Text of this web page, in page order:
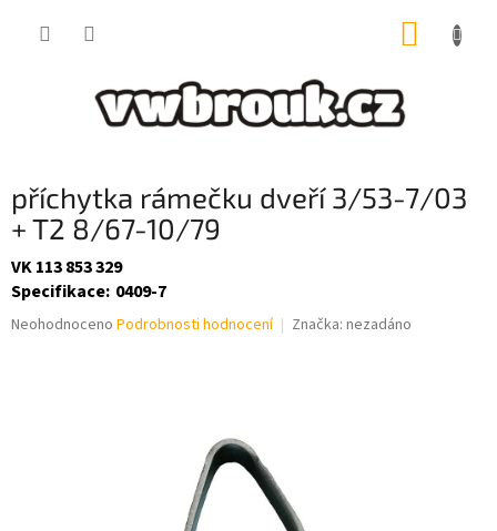
příchytka rámečku dveří 3/53-7/03
+ T2 8/67-10/79
VK 113 853 329
Specifikace: 0409-7
Průměrné
Neohodnoceno Podrobnosti hodnocení Značka: nezadáno